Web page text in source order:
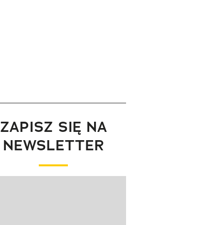
ZAPISZ SIĘ NA
NEWSLETTER